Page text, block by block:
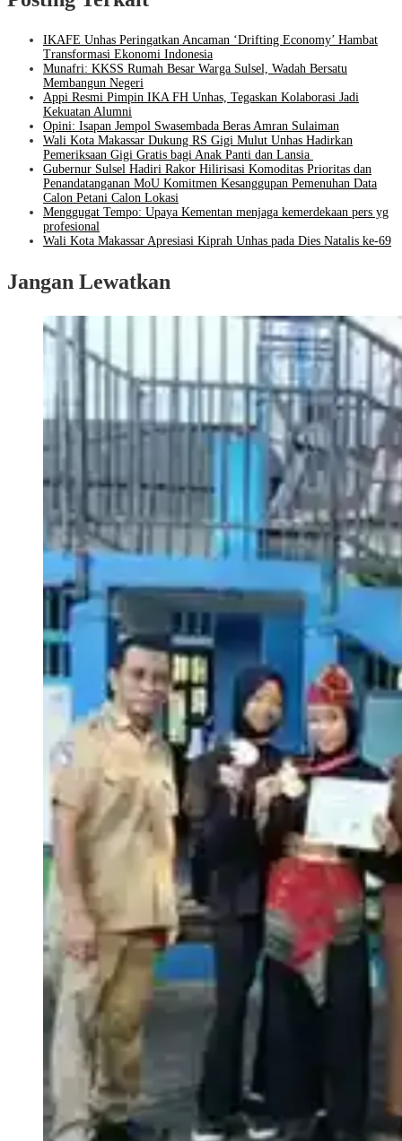
IKAFE Unhas Peringatkan Ancaman ‘Drifting Economy’ Hambat
Transformasi Ekonomi Indonesia
Munafri: KKSS Rumah Besar Warga Sulsel, Wadah Bersatu
Membangun Negeri
Appi Resmi Pimpin IKA FH Unhas, Tegaskan Kolaborasi Jadi
Kekuatan Alumni
Opini: Isapan Jempol Swasembada Beras Amran Sulaiman
Wali Kota Makassar Dukung RS Gigi Mulut Unhas Hadirkan
Pemeriksaan Gigi Gratis bagi Anak Panti dan Lansia
Gubernur Sulsel Hadiri Rakor Hilirisasi Komoditas Prioritas dan
Penandatanganan MoU Komitmen Kesanggupan Pemenuhan Data
Calon Petani Calon Lokasi
Menggugat Tempo: Upaya Kementan menjaga kemerdekaan pers yg
profesional
Wali Kota Makassar Apresiasi Kiprah Unhas pada Dies Natalis ke-69
Jangan Lewatkan